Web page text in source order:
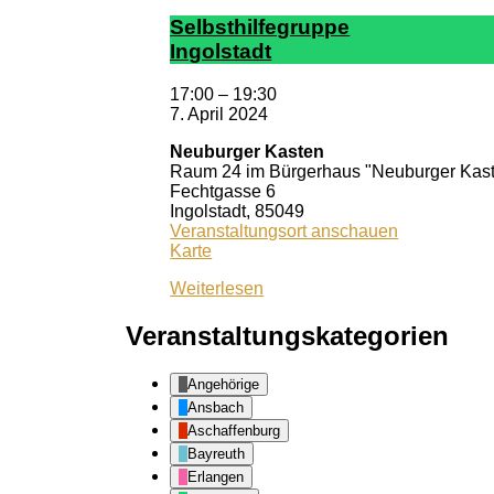
Selbst­hil­fe­grup­pe
In­gol­stadt
17:00 – 19:30
7. April 2024
Neuburger Kasten
Raum 24 im Bürgerhaus "Neuburger
Fechtgasse 6
Ingolstadt,85049
Veranstaltungsort anschauen
KarteNeuburger
Weiterlesen
Veranstaltungskategorien
Angehörige
Ansbach
Aschaffenburg
Bayreuth
Erlangen